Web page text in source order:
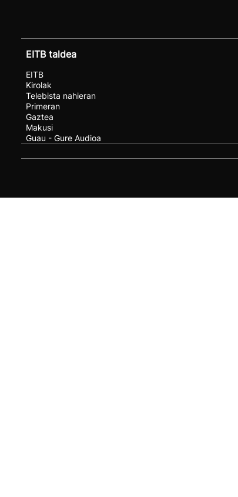
EITB taldea
EITB
Kirolak
Telebista nahieran
Primeran
Gaztea
Makusi
Guau - Gure Audioa